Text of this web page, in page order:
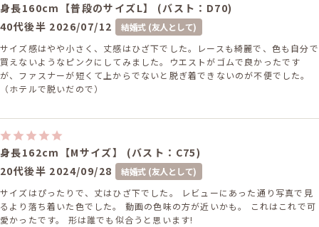
身長160cm【普段のサイズL】 (バスト：D70)
40代後半 2026/07/12
結婚式 (友人として)
サイズ感はやや小さく、丈感はひざ下でした。レースも綺麗で、色も自分で
買えないようなピンクにしてみました。ウエストがゴムで良かったです
が、ファスナーが短くて上からでないと脱ぎ着できないのが不便でした。
（ホテルで脱いだので）
身長162cm【Mサイズ】 (バスト：C75)
20代後半 2024/09/28
結婚式 (友人として)
サイズはぴったりで、丈はひざ下でした。 レビューにあった通り写真で見
るより落ち着いた色でした。 動画の色味の方が近いかも。 これはこれで可
愛かったです。 形は誰でも似合うと思います!